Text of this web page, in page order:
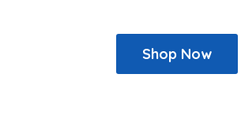
Shop Now